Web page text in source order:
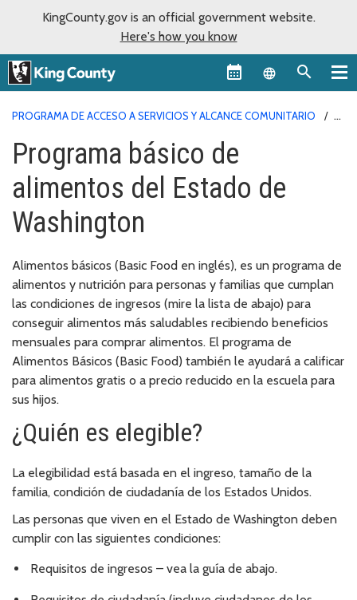
KingCounty.gov is an official government website.
Here's how you know
Language
PROGRAMA DE ACCESO A SERVICIOS Y ALCANCE COMUNITARIO
Programa básico de
alimentos del Estado de
Washington
Alimentos básicos (Basic Food en inglés), es un programa de
alimentos y nutrición para personas y familias que cumplan
las condiciones de ingresos (mire la lista de abajo) para
conseguir alimentos más saludables recibiendo beneficios
mensuales para comprar alimentos. El programa de
Alimentos Básicos (Basic Food) también le ayudará a calificar
para alimentos gratis o a precio reducido en la escuela para
sus hijos.
¿Quién es elegible?
La elegibilidad está basada en el ingreso, tamaño de la
familia, condición de ciudadanía de los Estados Unidos.
Las personas que viven en el Estado de Washington deben
cumplir con las siguientes condiciones:
Requisitos de ingresos – vea la guía de abajo.